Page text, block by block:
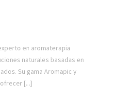
en aromaterapia
naturales basadas en
Su gama Aromapic y
[...]